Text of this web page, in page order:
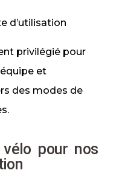
d’utilisation
privilégié pour
et
des modes de
pour nos